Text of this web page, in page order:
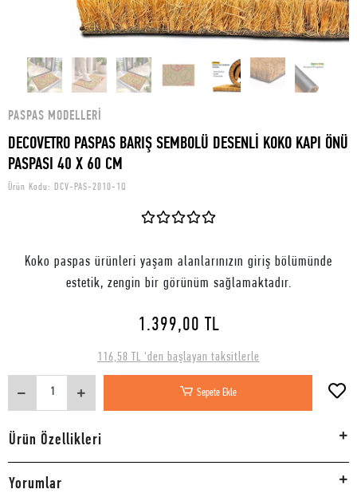
PASPAS MODELLERI
DECOVETRO PASPAS BARIŞ SEMBOLÜ DESENLİ KOKO KAPI ÖNÜ
PASPASI 40 X 60 CM
Ürün Kodu: DCV-PAS-2010-1Q
Koko paspas ürünleri yaşam alanlarınızın giriş bölümünde
estetik, zengin bir görünüm sağlamaktadır.
1.399,00 TL
116,58 TL 'den başlayan taksitlerle
Sepete Ekle
Ürün Özellikleri
Yorumlar